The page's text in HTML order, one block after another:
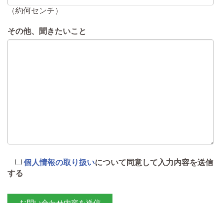
（約何センチ）
その他、聞きたいこと
個人情報の取り扱いについて同意して入力内容を送信
する